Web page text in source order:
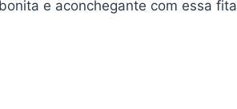
e aconchegante com essa fita